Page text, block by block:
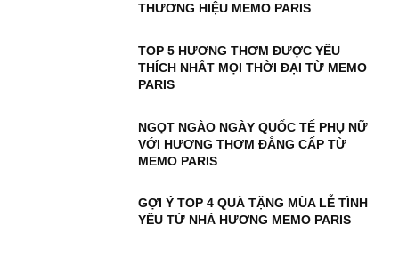
THƯƠNG HIỆU MEMO PARIS
TOP 5 HƯƠNG THƠM ĐƯỢC YÊU
THÍCH NHẤT MỌI THỜI ĐẠI TỪ MEMO
PARIS
NGỌT NGÀO NGÀY QUỐC TẾ PHỤ NỮ
VỚI HƯƠNG THƠM ĐẲNG CẤP TỪ
MEMO PARIS
GỢI Ý TOP 4 QUÀ TẶNG MÙA LỄ TÌNH
YÊU TỪ NHÀ HƯƠNG MEMO PARIS